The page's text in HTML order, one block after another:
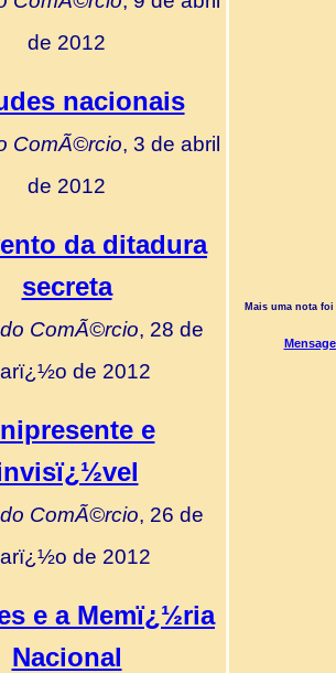
de 2012
nacionais
ComÃ©rcio, 3 de abril
de 2012
da ditadura
secreta
ComÃ©rcio, 28 de
de 2012
e
ComÃ©rcio, 26 de
de 2012
e a Memï¿½ria
Nacional
Mais uma nota